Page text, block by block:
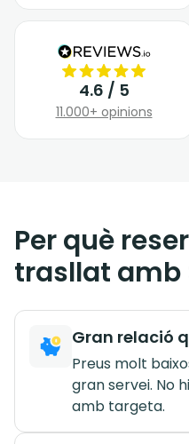
4.6 / 5
11.000+ opinions
Per què
trasllat amb
Gran relació
Preus molt
gran servei. No
amb targeta.